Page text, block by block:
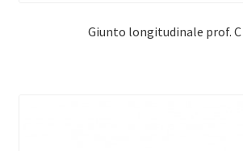
Giunto longitudinale prof. C